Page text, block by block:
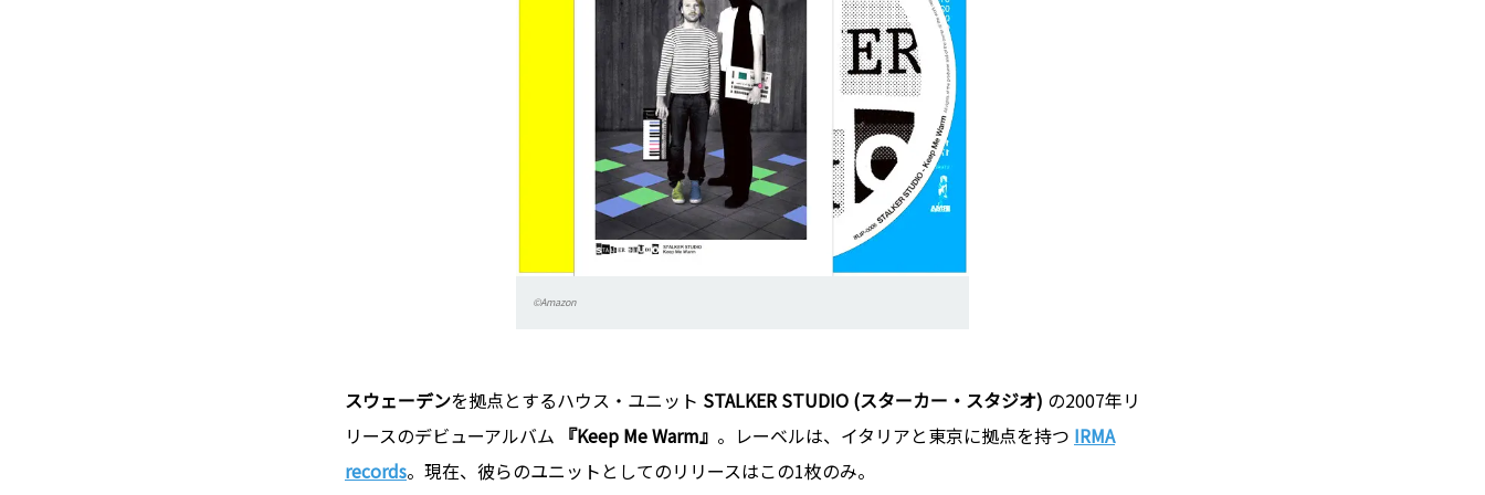
©Amazon
スウェーデンを拠点とするハウス・ユニット STALKER STUDIO (スターカー・スタジオ) の2007年リ
リースのデビューアルバム 『Keep Me Warm』 。レーベルは、イタリアと東京に拠点を持つ IRMA
records。現在、彼らのユニットとしてのリリースはこの1枚のみ。